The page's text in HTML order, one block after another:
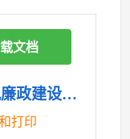
透明运行，让
，加强对“一把
《局党组2026年上半年党风廉政建设和反腐败工作总结.doc》
打印
文档